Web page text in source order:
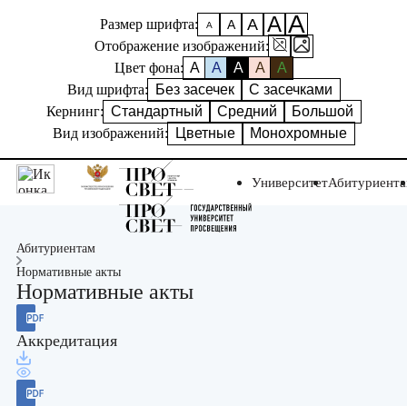
Размер шрифта: А А А А А
Отображение изображений:
Цвет фона: A A A A
A
Вид шрифта:
Без засечек
С засечками
Кернинг: Стандартный Средний
Большой
Вид изображений:
Цветные Монохромные
Университет
Абитуриентам
Нормативные акты
Нормативные акты
Аккредитация